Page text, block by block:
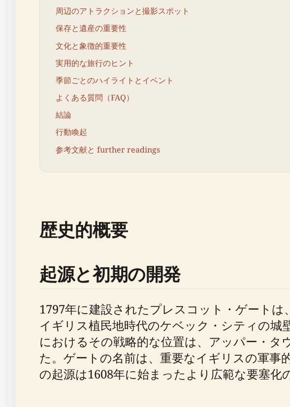
周辺のアトラクションと撮影スポット
保存と遺産の重要性
文化と象徴的重要性
実用的な旅行のヒント
季節ごとのハイライトとイベント
よくある質問（FAQ）
結論
行動喚起
参考文献と further readings
歴史的概要
起源と初期の開発
1797年に建設されたプレスコット・ゲート
イギリス植民地時代のケベック・シティの城
におけるその戦略的な位置は、アッパー・
た。ゲートの名前は、重要なイギリスの軍
の起源は1608年に始まったより広範な要塞化